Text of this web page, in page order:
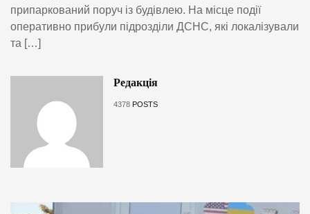
припаркований поруч із будівлею. На місце події
оперативно прибули підрозділи ДСНС, які локалізували
та […]
Редакція
4378 POSTS